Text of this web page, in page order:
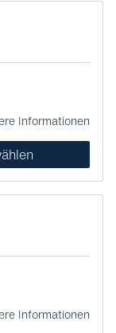
Informationen
Informationen